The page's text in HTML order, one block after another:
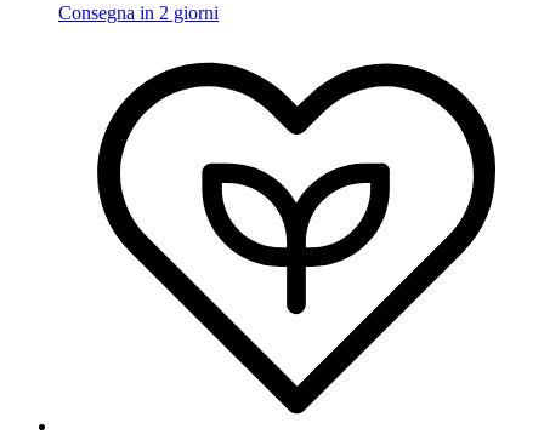
Consegna in 2 giorni